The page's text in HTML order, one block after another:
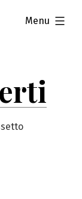
Menu
esteso